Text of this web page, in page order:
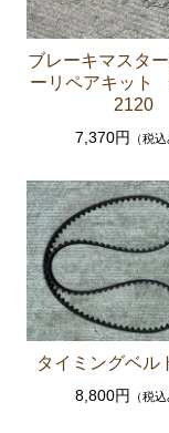
エンジンパー
エンジンパー
エンジンパー
エンジンパー
イル センサ
ブレーキパー
ト ホース な
クラッチパー
ーズシリンダ
ステアリング
ツ ラックエン
足回りパーツ
ルジョイント
ブレーキマスタ
ーリペアキット
2120
7,370円 （税込
タイミングベル
8,800円 （税込